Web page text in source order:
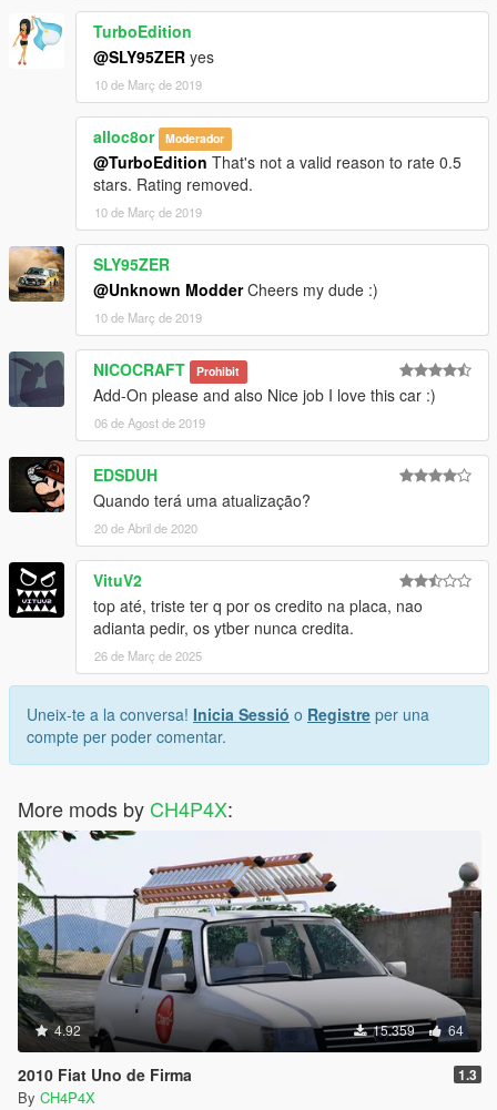
TurboEdition
@SLY95ZER yes
10 de Març de 2019
alloc8or Moderador
@TurboEdition That's not a valid reason to rate 0.5
stars. Rating removed.
10 de Març de 2019
SLY95ZER
@Unknown ModderCheers my dude :)
10 de Març de 2019
NICOCRAFT Prohibit
Add-On please and also Nice job I love this car :)
06 de Agost de 2019
EDSDUH
Quando terá uma atualização?
20 de Abril de 2020
VituV2
top até, triste ter q por os credito na placa, nao
adianta pedir, os ytber nunca credita.
26 de Març de 2025
Uneix-te a la conversa! Inicia Sessió o Registre per una
compte per poder comentar.
More mods by CH4P4X:
4.92 15.359 64
2010 Fiat Uno de Firma 1.3
By CH4P4X